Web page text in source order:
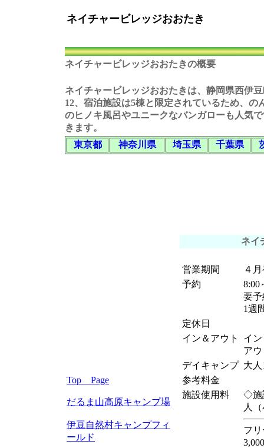
ネイチャービレッジおおたき
ネイチャービレッジおおたきの概要
ネイチャービレッジおおたきは、静岡県西伊
12、宿泊施設は5棟と限定されているため、
のヒノキ風呂やユニークなバンガローも人気
きます。
東京都
神奈川県 埼玉県 千葉県
ネイ
営業期間
４
予約
8:00
要
1週
定休日
イン＆アウト
イ
ア
デイキャンプ 大
参考料金
施設使用料
◇施
人
フ
Top Page
だるま山高原キャンプ場
伊豆自然村キャンプフィ
ールド